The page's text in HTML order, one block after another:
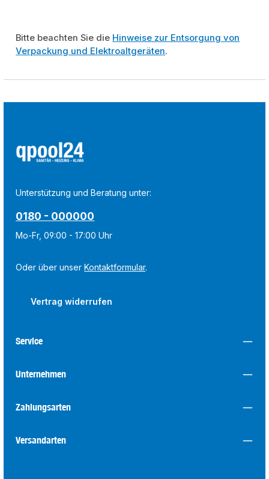
Bitte beachten Sie die Hinweise zur Entsorgung von
Verpackung und Elektroaltgeräten.
Unterstützung und Beratung unter:
0180 - 000000
Mo-Fr, 09:00 - 17:00 Uhr
Oder über unserKontaktformular.
Vertrag widerrufen
Service
Unternehmen
Zahlungsarten
Versandarten